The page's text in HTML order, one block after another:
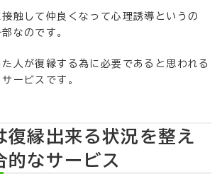
触して仲良くなって心理誘導というの
なのです。
人が復縁する為に必要であると思われる
ービスです。
復縁出来る状況を整え
的なサービス